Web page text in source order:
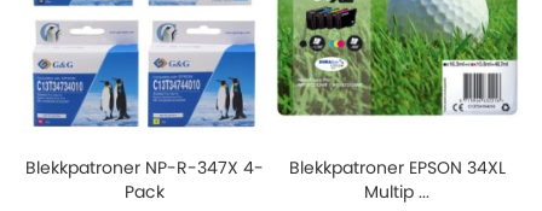
Blekkpatroner NP-R-347X 4-
Pack
Blekkpatroner EPSON 34XL
Multip ...